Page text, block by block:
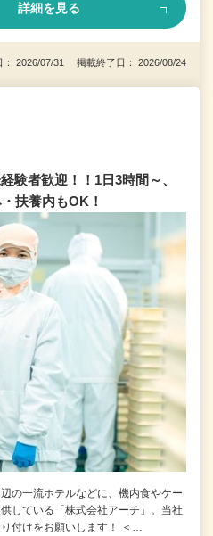
詳細を見る
： 2026/07/31 掲載終了日： 2026/08/24
験者歓迎！！1日3時間～、
扶養内もOK！
の一流ホテルなどに、機内食やケー
している「株式会社アーチ」。当社
付けをお願いします！ ＜…